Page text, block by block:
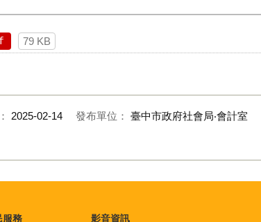
79 KB
2025-02-14 發布單位： 臺中市政府社會局‧會計室
服務 影音資訊